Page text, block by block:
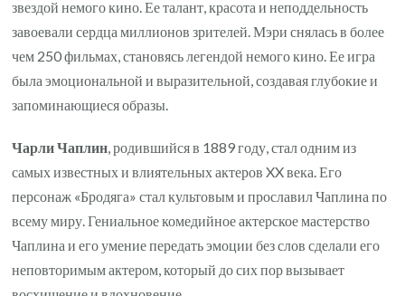
звездой немого кино. Ее талант, красота и неподдельность
завоевали сердца миллионов зрителей. Мэри снялась в более
чем 250 фильмах, становясь легендой немого кино. Ее игра
была эмоциональной и выразительной, создавая глубокие и
запоминающиеся образы.
Чарли Чаплин, родившийся в 1889 году, стал одним из
самых известных и влиятельных актеров XX века. Его
персонаж «Бродяга» стал культовым и прославил Чаплина по
всему миру. Гениальное комедийное актерское мастерство
Чаплина и его умение передать эмоции без слов сделали его
неповторимым актером, который до сих пор вызывает